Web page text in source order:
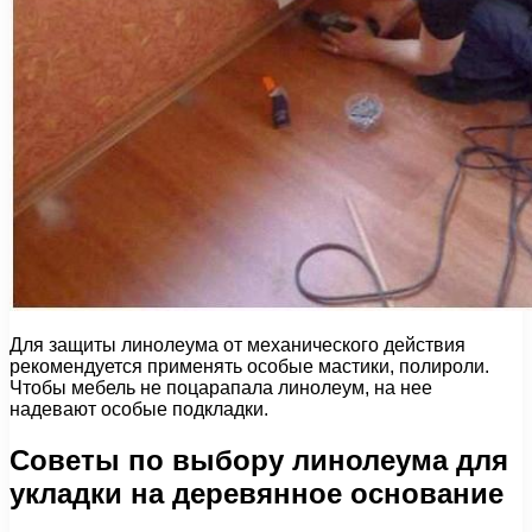
Для защиты линолеума от механического действия
рекомендуется применять особые мастики, полироли.
Чтобы мебель не поцарапала линолеум, на нее
надевают особые подкладки.
Советы по выбору линолеума для
укладки на деревянное основание